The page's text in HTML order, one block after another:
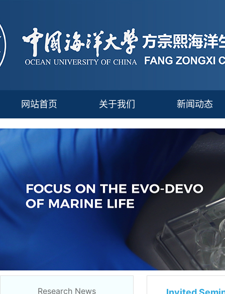
网站首页 关于我们 新闻动态
Research News